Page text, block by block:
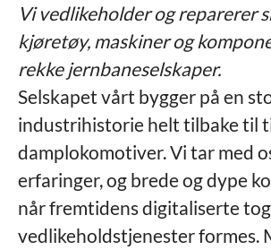
Vi vedlikeholder og reparerer
kjøretøy, maskiner og
rekke jernbaneselskaper.
Selskapet vårt bygger på en
industrihistorie helt tilbake til
damplokomotiver. Vi tar med
erfaringer, og brede og dype
når fremtidens digitaliserte
vedlikeholdstjenester formes.